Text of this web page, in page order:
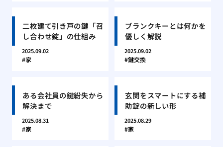
二枚建て引き戸の鍵「召
し合わせ錠」の仕組み
2025.09.02
家
ブランクキーとは何かを
優しく解説
2025.09.02
鍵交換
ある会社員の鍵紛失から
解決まで
2025.08.31
家
玄関をスマートにする補
助錠の新しい形
2025.08.29
家